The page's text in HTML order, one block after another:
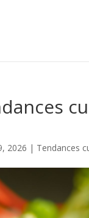
2026 | Tendances